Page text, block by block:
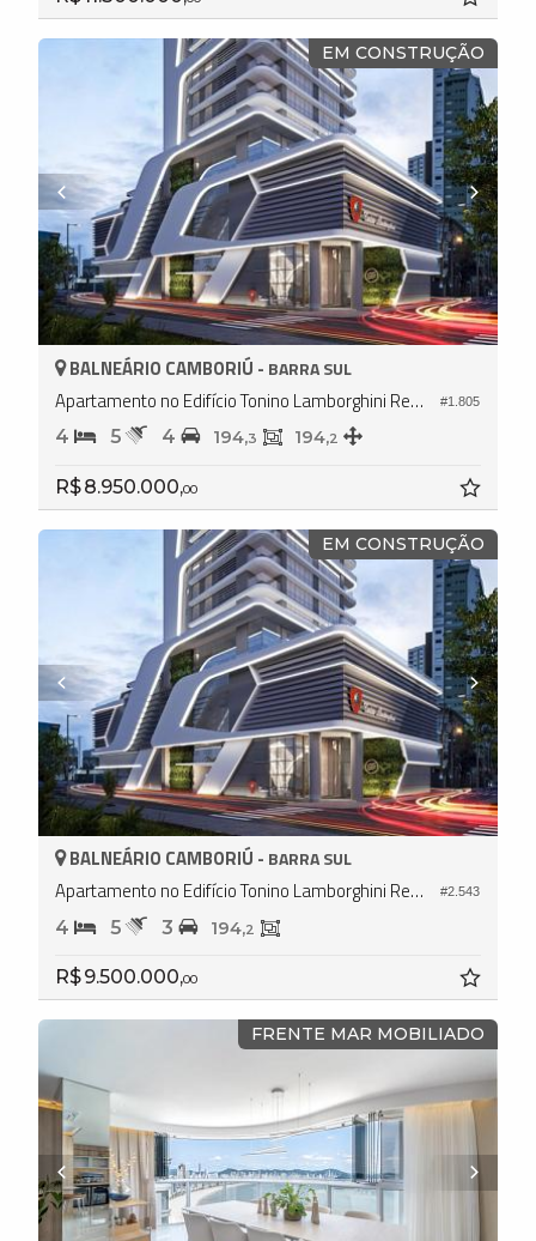
EM CONSTRUÇÃO
#1.805
BALNEÁRIO CAMBORIÚ - BARRA SUL
Apartamento no Edifício Tonino Lamborghini Residences
4 5 4 194,3 194,2
R$ 8.950.000,00
EM CONSTRUÇÃO
#2.543
BALNEÁRIO CAMBORIÚ - BARRA SUL
Apartamento no Edifício Tonino Lamborghini Residences
4 5 3 194,2
R$ 9.500.000,00
FRENTE MAR MOBILIADO